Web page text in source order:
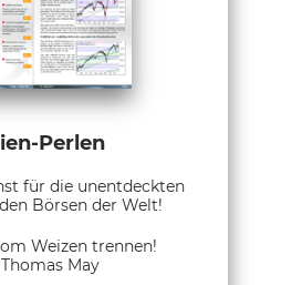
Perlen
für die unentdeckten
Börsen der Welt!
Weizen trennen!
May